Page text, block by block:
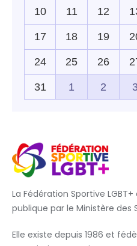
La Fédération Sportive
publique par le Ministère des
Elle existe depuis 1986 et